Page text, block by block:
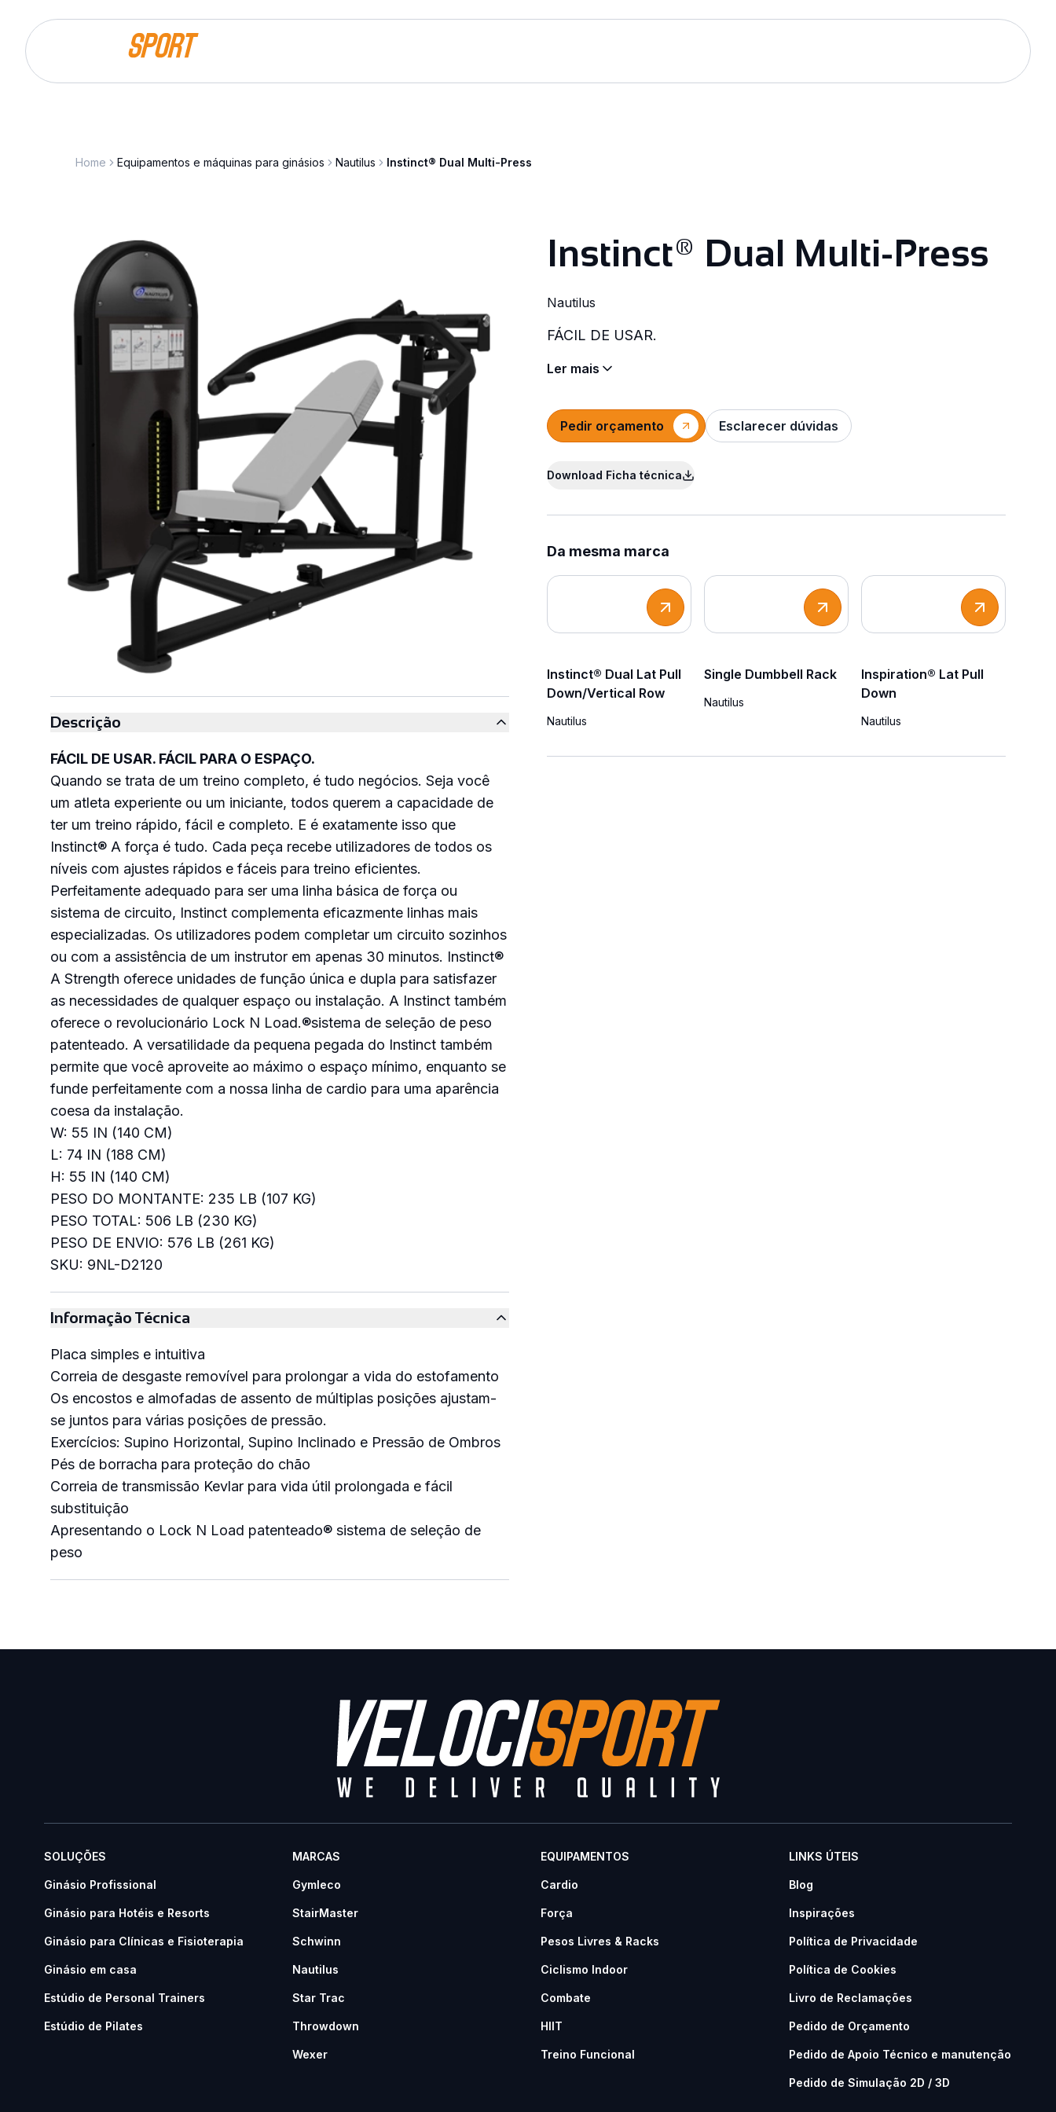
Saltar para o conteúdo
Home Equipamentos e máquinas para ginásios Nautilus Instinct® Dual Multi-Press
Descrição
FÁCIL DE USAR. FÁCIL PARA O ESPAÇO.
Quando se trata de um treino completo, é tudo negócios. Seja você
um atleta experiente ou um iniciante, todos querem a capacidade de
ter um treino rápido, fácil e completo. E é exatamente isso que
Instinct® A força é tudo. Cada peça recebe utilizadores de todos os
níveis com ajustes rápidos e fáceis para treino eficientes.
Perfeitamente adequado para ser uma linha básica de força ou
sistema de circuito, Instinct complementa eficazmente linhas mais
especializadas. Os utilizadores podem completar um circuito sozinhos
ou com a assistência de um instrutor em apenas 30 minutos. Instinct®
A Strength oferece unidades de função única e dupla para satisfazer
as necessidades de qualquer espaço ou instalação. A Instinct também
oferece o revolucionário Lock N Load.®sistema de seleção de peso
patenteado. A versatilidade da pequena pegada do Instinct também
permite que você aproveite ao máximo o espaço mínimo, enquanto se
funde perfeitamente com a nossa linha de cardio para uma aparência
coesa da instalação.
W: 55 IN (140 CM)
L: 74 IN (188 CM)
H: 55 IN (140 CM)
PESO DO MONTANTE: 235 LB (107 KG)
PESO TOTAL: 506 LB (230 KG)
PESO DE ENVIO: 576 LB (261 KG)
SKU: 9NL-D2120
Informação Técnica
Placa simples e intuitiva
Correia de desgaste removível para prolongar a vida do estofamento
Os encostos e almofadas de assento de múltiplas posições ajustam-
se juntos para várias posições de pressão.
Exercícios: Supino Horizontal, Supino Inclinado e Pressão de Ombros
Pés de borracha para proteção do chão
Correia de transmissão Kevlar para vida útil prolongada e fácil
substituição
Apresentando o Lock N Load patenteado® sistema de seleção de
peso
Instinct® Dual Multi-Press
Nautilus
FÁCIL DE USAR.
Ler mais
Pedir orçamento Esclarecer dúvidas
Download Ficha técnica
Da mesma marca
Instinct® Dual Lat Pull
Down/Vertical Row
Nautilus
Single Dumbbell Rack
Nautilus
Inspiration® Lat Pull
Down
Nautilus
SOLUÇÕES
Ginásio Profissional
Ginásio para Hotéis e Resorts
Ginásio para Clínicas e Fisioterapia
Ginásio em casa
Estúdio de Personal Trainers
Estúdio de Pilates
MARCAS
Gymleco
StairMaster
Schwinn
Nautilus
Star Trac
Throwdown
Wexer
EQUIPAMENTOS
Cardio
Força
Pesos Livres & Racks
Ciclismo Indoor
Combate
HIIT
Treino Funcional
LINKS ÚTEIS
Blog
Inspirações
Política de Privacidade
Política de Cookies
Livro de Reclamações
Pedido de Orçamento
Pedido de Apoio Técnico e manutenção
Pedido de Simulação 2D / 3D